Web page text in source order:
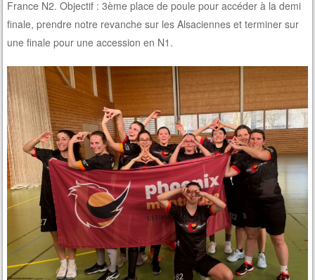
France N2. Objectif : 3ème place de poule pour accéder à la demi
finale, prendre notre revanche sur les Alsaciennes et terminer sur
une finale pour une accession en N1.